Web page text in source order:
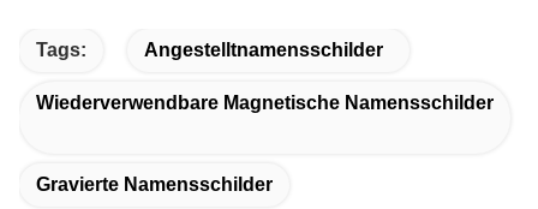
Tags: Angestelltnamensschilder
Wiederverwendbare Magnetische Namensschilder
Gravierte Namensschilder